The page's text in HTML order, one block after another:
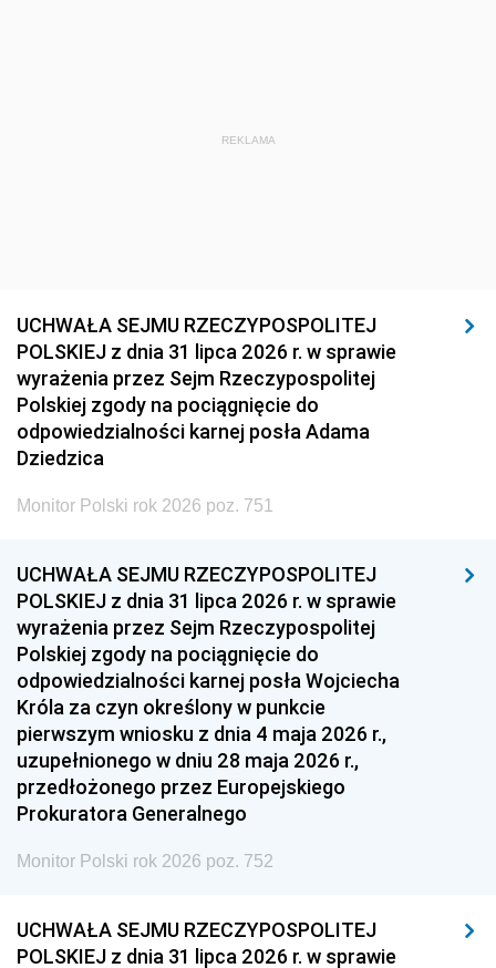
REKLAMA
UCHWAŁA SEJMU RZECZYPOSPOLITEJ
POLSKIEJ z dnia 31 lipca 2026 r. w sprawie
wyrażenia przez Sejm Rzeczypospolitej
Polskiej zgody na pociągnięcie do
odpowiedzialności karnej posła Adama
Dziedzica
Monitor Polski rok 2026 poz. 751
UCHWAŁA SEJMU RZECZYPOSPOLITEJ
POLSKIEJ z dnia 31 lipca 2026 r. w sprawie
wyrażenia przez Sejm Rzeczypospolitej
Polskiej zgody na pociągnięcie do
odpowiedzialności karnej posła Wojciecha
Króla za czyn określony w punkcie
pierwszym wniosku z dnia 4 maja 2026 r.,
uzupełnionego w dniu 28 maja 2026 r.,
przedłożonego przez Europejskiego
Prokuratora Generalnego
Monitor Polski rok 2026 poz. 752
UCHWAŁA SEJMU RZECZYPOSPOLITEJ
POLSKIEJ z dnia 31 lipca 2026 r. w sprawie